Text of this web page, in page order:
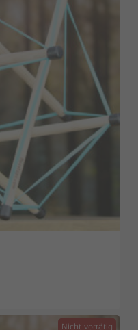
Nicht vorrätig